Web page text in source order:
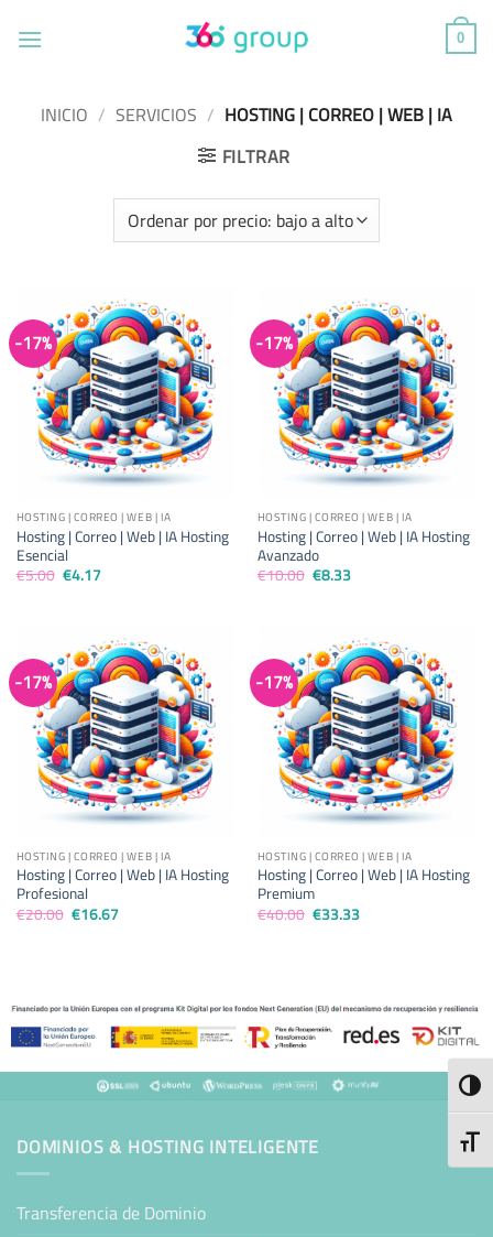
0
INICIO / SERVICIOS / HOSTING | CORREO | WEB | IA
FILTRAR
-17%
HOSTING | CORREO | WEB | IA
Hosting | Correo | Web | IA Hosting
Esencial
€5.00 El
precio
€4.17El
€4.17.
-17%
HOSTING | CORREO | WEB | IA
Hosting | Correo | Web | IA Hosting
Avanzado
€10.00 El
precio
€8.33Elprecio
€8.33.
-17%
HOSTING | CORREO | WEB | IA
Hosting | Correo | Web | IA Hosting
Profesional
€20.00 El
precio
€16.67El
-17%
HOSTING | CORREO | WEB | IA
Hosting | Correo | Web | IA Hosting
Premium
€40.00 El
precio
€33.33Elprecio
DOMINIOS & HOSTING INTELIGENTE
Transferencia de Dominio